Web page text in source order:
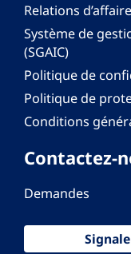
Relations
Système de
(SGAIC)
Politique de
Politique de
Conditions
Contactez-
Demandes